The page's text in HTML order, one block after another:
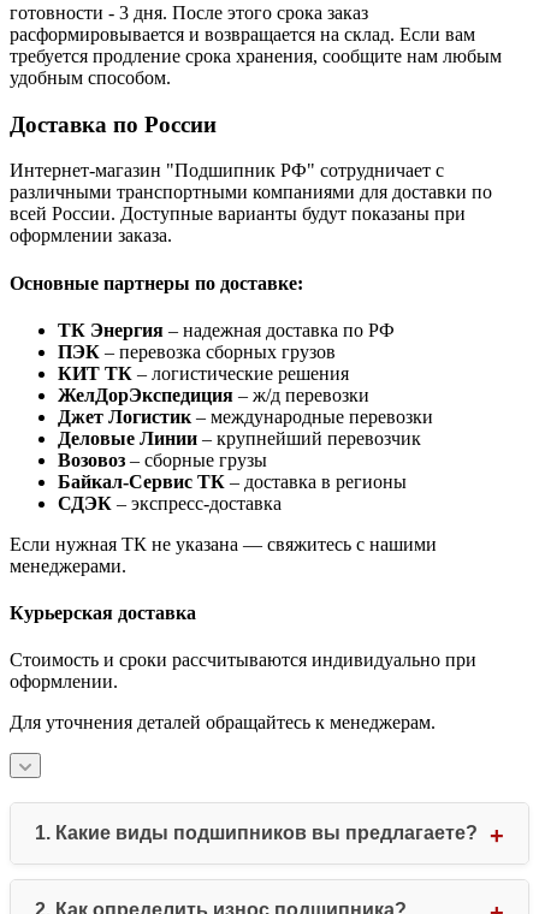
готовности - 3 дня. После этого срока заказ
расформировывается и возвращается на склад. Если вам
требуется продление срока хранения, сообщите нам любым
удобным способом.
Доставка по России
Интернет-магазин "Подшипник РФ" сотрудничает с
различными транспортными компаниями для доставки по
всей России. Доступные варианты будут показаны при
оформлении заказа.
Основные партнеры по доставке:
ТК Энергия – надежная доставка по РФ
ПЭК – перевозка сборных грузов
КИТ ТК – логистические решения
ЖелДорЭкспедиция – ж/д перевозки
Джет Логистик – международные перевозки
Деловые Линии – крупнейший перевозчик
Возовоз – сборные грузы
Байкал-Сервис ТК – доставка в регионы
СДЭК – экспресс-доставка
Если нужная ТК не указана — свяжитесь с нашими
менеджерами.
Курьерская доставка
Стоимость и сроки рассчитываются индивидуально при
оформлении.
Для уточнения деталей обращайтесь к менеджерам.
1. Какие виды подшипников вы предлагаете?
Мы специализируемся на всех основных типах
подшипников: шариковых (радиальных, упорных),